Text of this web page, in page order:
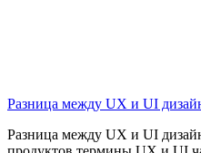
Разница между UX и UI
Разница между UX и UI